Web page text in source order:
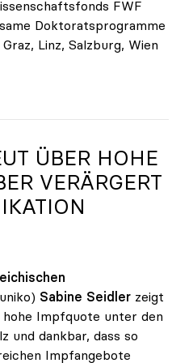
FWF
Doktoratsprogramme
Linz, Salzburg, Wien
Doktorandinnen und
ÜBER HOHE
VERÄRGERT
Sabine Seidler zeigt
Impfquote unter den
und dankbar, dass so
Impfangebote